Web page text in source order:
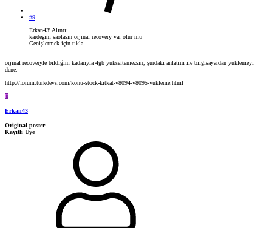
#9
Erkan43' Alıntı:
kardeşim saolasın orjinal recovery var olur mu
Genişletmek için tıkla ...
orjinal recoveryle bildiğim kadarıyla 4gb yükseltemezsin, şurdaki anlatım ile bilgisayardan yüklemeyi
dene.
http://forum.turkdevs.com/konu-stock-kitkat-v8094-v8095-yukleme.html
E
Erkan43
Original poster
Kayıtlı Üye